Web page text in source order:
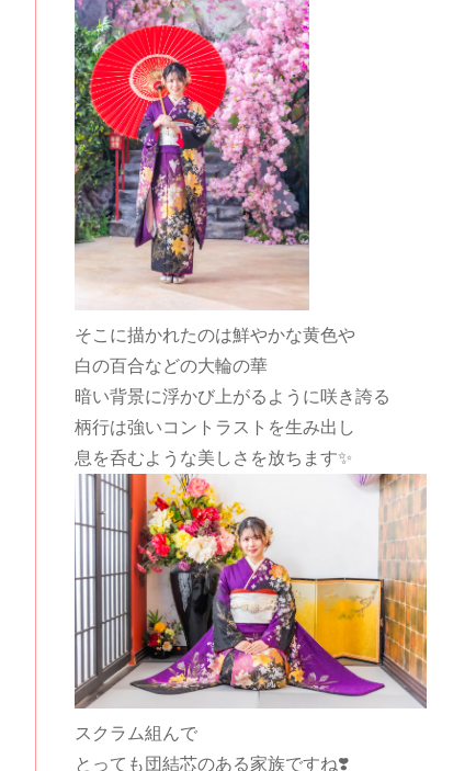
そこに描かれたのは鮮やかな黄色や
白の百合などの大輪の華
暗い背景に浮かび上がるように咲き誇る
柄行は強いコントラストを生み出し
息を呑むような美しさを放ちます✨
スクラム組んで
とっても団結芯のある家族ですね❣️